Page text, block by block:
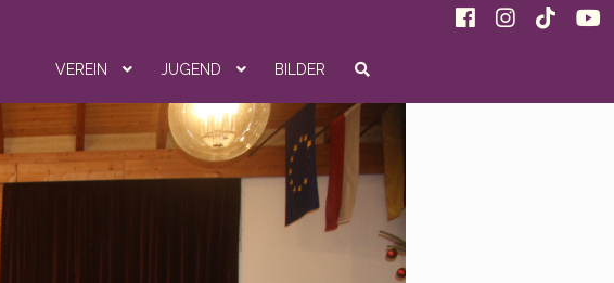
VEREIN JUGEND BILDER